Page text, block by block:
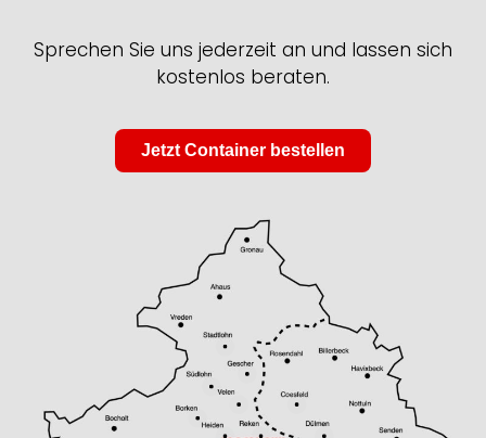
Sprechen Sie uns jederzeit an und lassen sich
kostenlos beraten.
Jetzt Container bestellen